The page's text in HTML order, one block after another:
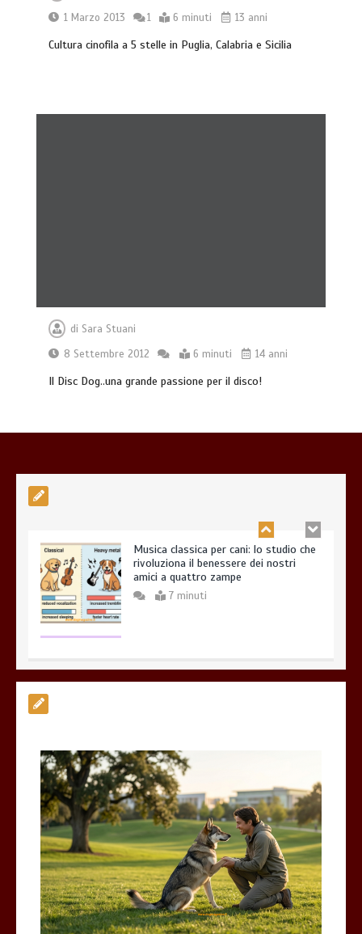
1 Marzo 2013
1 6 minuti 13 anni
Cultura cinofila a 5 stelle in Puglia, Calabria e Sicilia
di Sara Stuani
8 Settembre 2012
6 minuti 14 anni
Il Disc Dog..una grande passione per il disco!
Musica classica per cani: lo studio che
rivoluziona il benessere dei nostri
amici a quattro zampe
7 minuti
Giochi di attivazione mentale – il
piatto gioco liv.2 trixie
4 minuti